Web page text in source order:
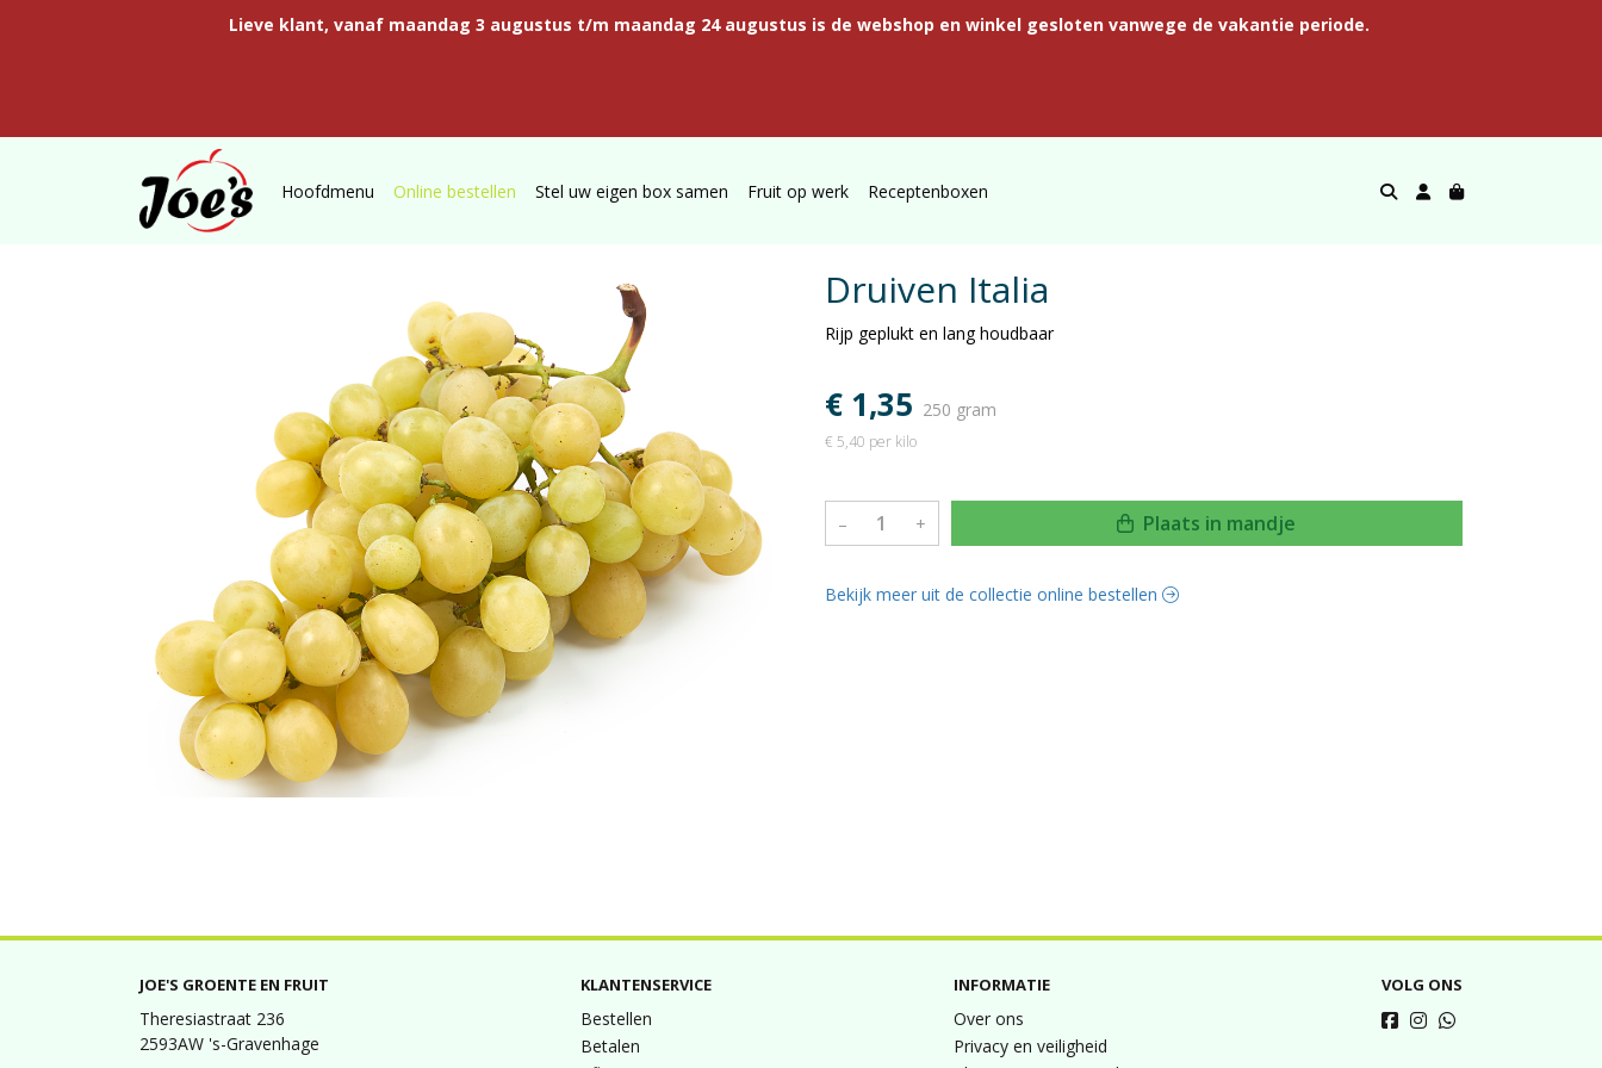
Lieve klant, vanaf maandag 3 augustus t/m maandag 24 augustus is de webshop en winkel gesloten vanwege de vakantie periode.
Hoofdmenu Online bestellen Stel uw eigen box samen Fruit op werk Receptenboxen
Druiven Italia
Rijp geplukt en lang houdbaar
€ 1,35 250 gram
€ 5,40 per kilo
– + Plaats in mandje
Bekijk meer uit de collectie online bestellen
JOE'S GROENTE EN FRUIT
Theresiastraat 236
2593AW 's-Gravenhage
KLANTENSERVICE
Bestellen
Betalen
INFORMATIE
Over ons
Privacy en veiligheid
VOLG ONS